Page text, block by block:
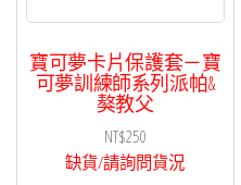
寶可夢卡片保護套－寶
可夢訓練師系列派帕&
獒教父
NT$250
缺貨/請詢問貨況